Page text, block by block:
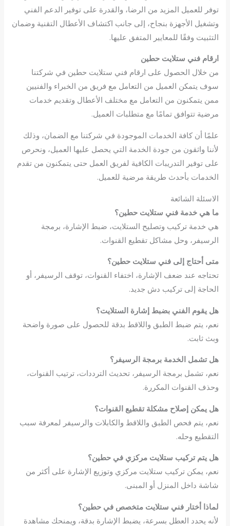
توفر للعميل المزيد من الرضا، والقدرة على توفير الدعم الفني
وتشغيل الأجهزة بنجاح، إلى جانب اكتشاف الأعطال التقنية وضمان
التثبيت وفقًا للمعايير المتفق عليها.
ارقام فني ستلايت حطين
من خلال الحصول على ارقام فني ستلايت حطين في شركتنا
سوف يتمكن العميل من التعامل مع فريق من الخبراء والفنيين
ممن يتمكنون من التعامل مع مختلف الأعطال وتقديم خدمات
مرضية تتوافق تمامًا مع متطلبات العميل.
علمًا أن كافة الخدمات الموجودة في شركتنا مع الضمان، وذلك
لأننا واثقون من جودة الخدمة التي يحصل عليها العميل، ونحرص
على توفير التدريبات الكافية لفريق العمل حتى يتمكنون من تقدم
الخدمات بأحدث طريقة مرضية للعميل.
الاسئلة الشائعة
ما هي خدمة فني ستلايت حطين؟
هي خدمة تركيب وتصليح الستلايت، ضبط الإشارة، برمجة
الرسيفر، وحل مشاكل تقطيع القنوات.
متى أحتاج إلى فني ستلايت حطين؟
تحتاجه عند ضعف الإشارة، اختفاء القنوات، توقف الرسيفر، أو
الحاجة إلى تركيب دش جديد.
هل يقوم الفني بضبط إشارة الستلايت؟
نعم، يتم ضبط الطبق واللاقط بدقة للحصول على صورة واضحة
وبث ثابت.
هل تشمل الخدمة برمجة الرسيفر؟
نعم، تشمل برمجة الرسيفر، تحديث الترددات، ترتيب القنوات،
وحذف القنوات المكررة.
هل يمكن إصلاح مشكلة تقطيع القنوات؟
نعم، يتم فحص الطبق واللاقط والكابلات والرسيفر لمعرفة سبب
التقطيع وحله.
هل يتم تركيب ستلايت مركزي في حطين؟
نعم، يمكن تركيب ستلايت مركزي وتوزيع الإشارة على أكثر من
شاشة داخل المنزل أو المبنى.
لماذا أختار فني ستلايت متخصص في حطين؟
لأنه يحدد العطل بسرعة، يضبط الإشارة بدقة، ويمنحك مشاهدة